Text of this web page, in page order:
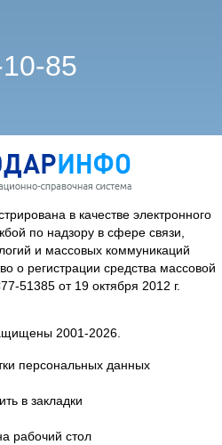
85
в качестве электронного
по надзору в сфере связи,
и массовых коммуникаций
о регистрации средства массовой
от 19 октября 2012 г.
2001-2026.
персональных данных
в закладки
рабочий стол